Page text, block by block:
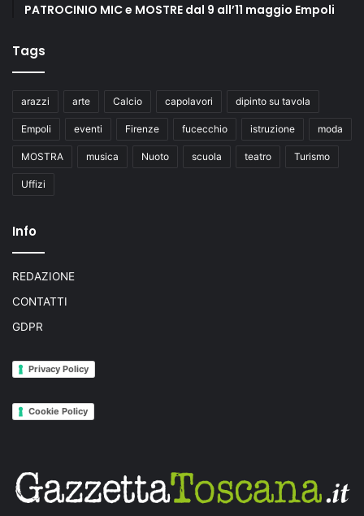
PATROCINIO MIC e MOSTRE dal 9 all’11 maggio Empoli
Tags
arazzi arte Calcio capolavori dipinto su tavola
Empoli eventi Firenze fucecchio istruzione moda
MOSTRA musica Nuoto scuola teatro Turismo
Uffizi
Info
REDAZIONE
CONTATTI
GDPR
Privacy Policy
Cookie Policy